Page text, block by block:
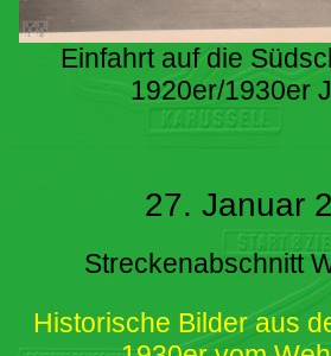
Einfahrt auf die
1920er/1930er
27. Januar
Streckenabschnitt
Historische Bilder aus